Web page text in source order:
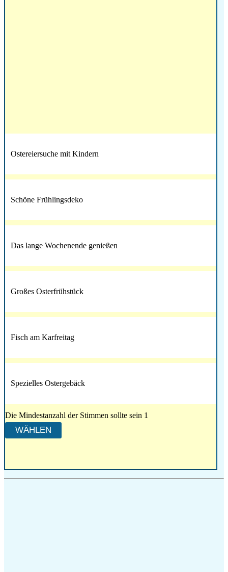
Ostereiersuche mit Kindern
Schöne Frühlingsdeko
Das lange Wochenende genießen
Großes Osterfrühstück
Fisch am Karfreitag
Spezielles Ostergebäck
Die Mindestanzahl der Stimmen sollte sein 1